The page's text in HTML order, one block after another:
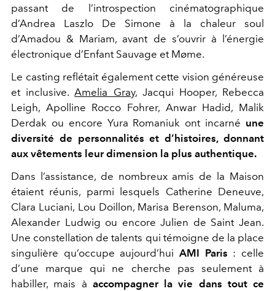
passant de l’introspection cinématographique
d’Andrea Laszlo De Simone à la chaleur soul
d’Amadou & Mariam, avant de s’ouvrir à l’énergie
électronique d’Enfant Sauvage et Møme.
Le casting reflétait également cette vision généreuse
et inclusive.Amelia Gray, Jacqui Hooper, Rebecca
Leigh, Apolline Rocco Fohrer, Anwar Hadid, Malik
Derdak ou encore Yura Romaniuk ont incarné une
diversité de personnalités et d’histoires, donnant
aux vêtements leur dimension la plus authentique.
Dans l’assistance, de nombreux amis de la Maison
étaient réunis, parmi lesquels Catherine Deneuve,
Clara Luciani, Lou Doillon, Marisa Berenson, Maluma,
Alexander Ludwig ou encore Julien de Saint Jean.
Une constellation de talents qui témoigne de la place
singulière qu’occupe aujourd’hui AMI Paris : celle
d’une marque qui ne cherche pas seulement à
habiller, mais à accompagner la vie dans tout ce